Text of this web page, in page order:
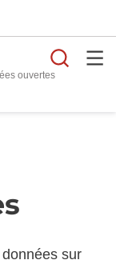
ouvertes
sur